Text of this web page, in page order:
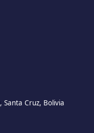
Santa Cruz, Bolivia